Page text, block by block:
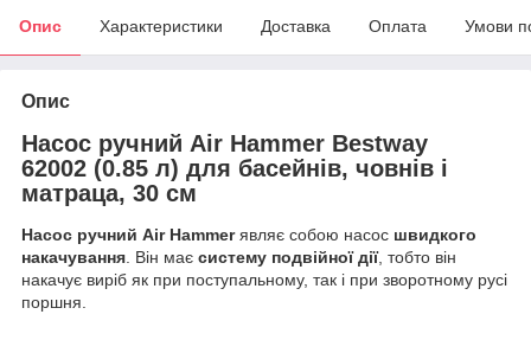
Опис Характеристики Доставка Оплата Умови
Опис
Насос ручний Air Hammer Bestway
62002 (0.85 л) для басейнів, човнів і
матраца, 30 см
Насос ручний Air Hammerявляє собою насос швидкого
накачування. Він має систему подвійної дії, тобто він
накачує виріб як при поступальному, так і при зворотному русі
поршня.